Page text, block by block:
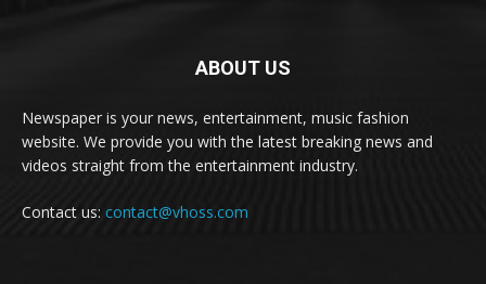
ABOUT US
Newspaper is your news, entertainment, music fashion
website. We provide you with the latest breaking news and
videos straight from the entertainment industry.
Contact us: contact@vhoss.com